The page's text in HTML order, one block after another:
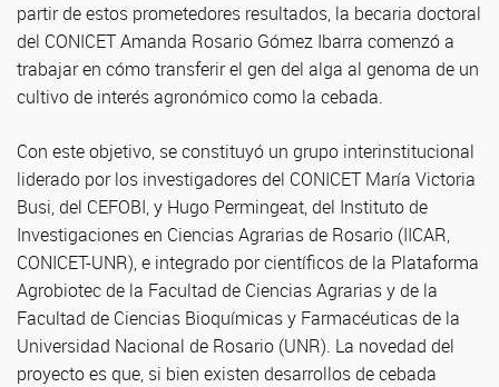
partir de estos prometedores resultados, la becaria doctoral
del CONICET Amanda Rosario Gómez Ibarra comenzó a
trabajar en cómo transferir el gen del alga al genoma de un
cultivo de interés agronómico como la cebada.
Con este objetivo, se constituyó un grupo interinstitucional
liderado por los investigadores del CONICET María Victoria
Busi, del CEFOBI, y Hugo Permingeat, del Instituto de
Investigaciones en Ciencias Agrarias de Rosario (IICAR,
CONICET-UNR), e integrado por científicos de la Plataforma
Agrobiotec de la Facultad de Ciencias Agrarias y de la
Facultad de Ciencias Bioquímicas y Farmacéuticas de la
Universidad Nacional de Rosario (UNR). La novedad del
proyecto es que, si bien existen desarrollos de cebada